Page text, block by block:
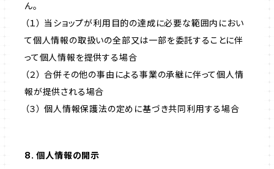
ん。
（１） 当ショップが利用目的の達成に必要な範囲内におい
て個人情報の取扱いの全部又は一部を委託することに伴
って個人情報を提供する場合
（２） 合併その他の事由による事業の承継に伴って個人情
報が提供される場合
（３） 個人情報保護法の定めに基づき共同利用する場合
8. 個人情報の開示